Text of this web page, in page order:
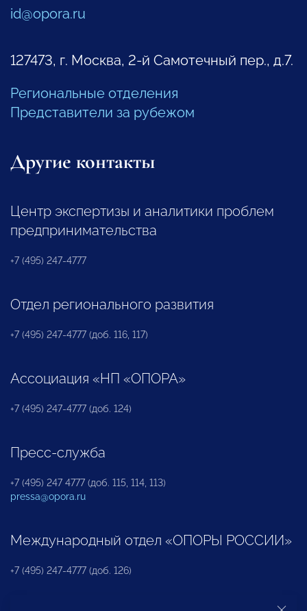
id@opora.ru
127473, г. Москва, 2-й Самотечный пер., д.7.
Региональные отделения
Представители за рубежом
Другие контакты
Центр экспертизы и аналитики проблем
предпринимательства
+7 (495) 247-4777
Отдел регионального развития
+7 (495) 247-4777 (доб. 116, 117)
Ассоциация «НП «ОПОРА»
+7 (495) 247-4777 (доб. 124)
Пресс-служба
+7 (495) 247 4777 (доб. 115, 114, 113)
pressa@opora.ru
Международный отдел «ОПОРЫ РОССИИ»
+7 (495) 247-4777 (доб. 126)